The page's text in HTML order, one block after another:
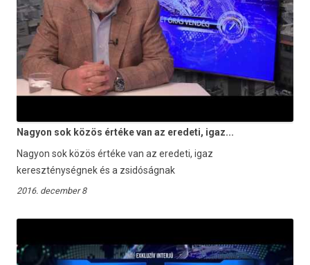
Nagyon sok közös értéke van az eredeti, igaz...
Nagyon sok közös értéke van az eredeti, igaz
kereszténységnek és a zsidóságnak
2016. december 8